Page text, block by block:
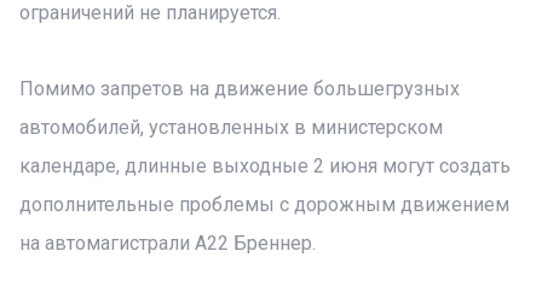
ограничений не планируется.
Помимо запретов на движение большегрузных
автомобилей, установленных в министерском
календаре, длинные выходные 2 июня могут создать
дополнительные проблемы с дорожным движением
на автомагистрали A22 Бреннер.